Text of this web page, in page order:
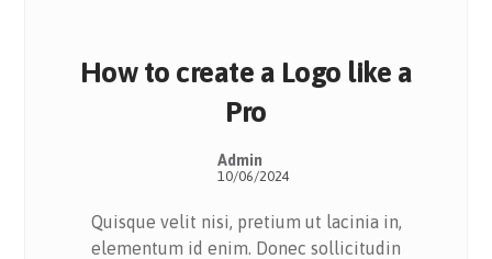
How to create a Logo like a
Pro
Admin
10/06/2024
Quisque velit nisi, pretium ut lacinia in,
elementum id enim. Donec sollicitudin